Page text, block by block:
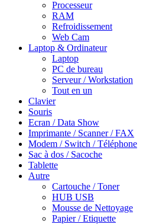
Processeur
RAM
Refroidissement
Web Cam
Laptop & Ordinateur
Laptop
PC de bureau
Serveur / Workstation
Tout en un
Clavier
Souris
Ecran / Data Show
Imprimante / Scanner / FAX
Modem / Switch / Téléphone
Sac à dos / Sacoche
Tablette
Autre
Cartouche / Toner
HUB USB
Mousse de Nettoyage
Papier / Etiquette